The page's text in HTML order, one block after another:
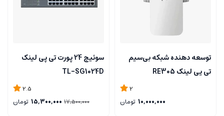
توسعه دهنده شبکه بی‌سیم
تی پی لینک RE305
2
10,000,000 تومان
سوئیچ 24 پورت تی پی لینک
TL-SG1024D
2.5
17,500,000
15,300,000 تومان